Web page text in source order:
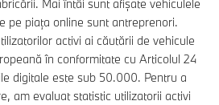
Mai întâi sunt afișate vehiculele
pe piața online sunt antreprenori.
activi ai căutării de vehicule
în conformitate cu Articolul 24
digitale este sub 50.000. Pentru a
am evaluat statistic utilizatorii activi